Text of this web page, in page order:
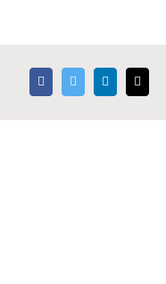
FacebookTwitter LinkedIn